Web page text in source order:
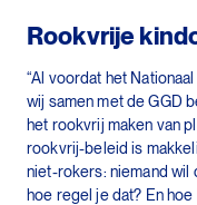
Rookvrije
“Al voordat het
wij samen met de GGD
het rookvrij maken van
rookvrij-beleid is
niet-rokers: niemand wil
hoe regel je dat? En